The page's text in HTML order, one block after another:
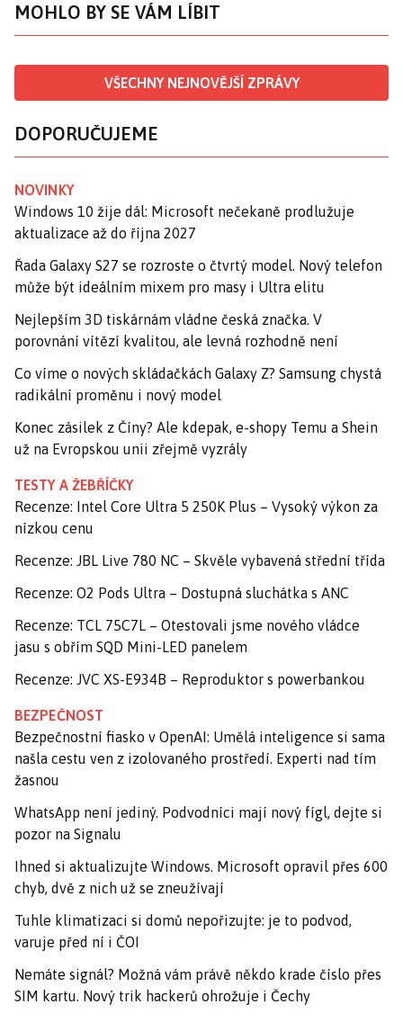
MOHLO BY SE VÁM LÍBIT
VŠECHNY NEJNOVĚJŠÍ ZPRÁVY
DOPORUČUJEME
NOVINKY
Windows 10 žije dál: Microsoft nečekaně prodlužuje
aktualizace až do října 2027
Řada Galaxy S27 se rozroste o čtvrtý model. Nový telefon
může být ideálním mixem pro masy i Ultra elitu
Nejlepším 3D tiskárnám vládne česká značka. V
porovnání vítězí kvalitou, ale levná rozhodně není
Co víme o nových skládačkách Galaxy Z? Samsung chystá
radikální proměnu i nový model
Konec zásilek z Číny? Ale kdepak, e-shopy Temu a Shein
už na Evropskou unii zřejmě vyzrály
TESTY A ŽEBŘÍČKY
Recenze: Intel Core Ultra 5 250K Plus – Vysoký výkon za
nízkou cenu
Recenze: JBL Live 780 NC – Skvěle vybavená střední třída
Recenze: O2 Pods Ultra – Dostupná sluchátka s ANC
Recenze: TCL 75C7L – Otestovali jsme nového vládce
jasu s obřím SQD Mini-LED panelem
Recenze: JVC XS-E934B – Reproduktor s powerbankou
BEZPEČNOST
Bezpečnostní fiasko v OpenAI: Umělá inteligence si sama
našla cestu ven z izolovaného prostředí. Experti nad tím
žasnou
WhatsApp není jediný. Podvodníci mají nový fígl, dejte si
pozor na Signalu
Ihned si aktualizujte Windows. Microsoft opravil přes 600
chyb, dvě z nich už se zneužívají
Tuhle klimatizaci si domů nepořizujte: je to podvod,
varuje před ní i ČOI
Nemáte signál? Možná vám právě někdo krade číslo přes
SIM kartu. Nový trik hackerů ohrožuje i Čechy